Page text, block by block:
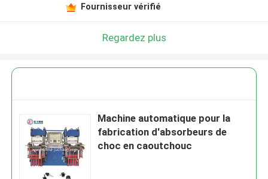
Fournisseur vérifié
Regardez plus
Machine automatique pour la
fabrication d'absorbeurs de
choc en caoutchouc